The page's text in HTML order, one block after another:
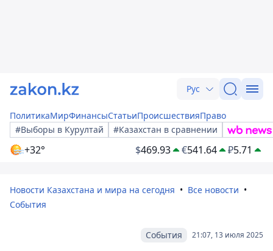
Рус
ПолитикаМирФинансыСтатьиПроисшествияПраво
#Выборы в Курултай
#Казахстан в сравнении
+32° $469.93 €541.64 ₽5.71
Новости Казахстана и мира на сегодня
Все новости
События
21:07, 13 июля 2025
События